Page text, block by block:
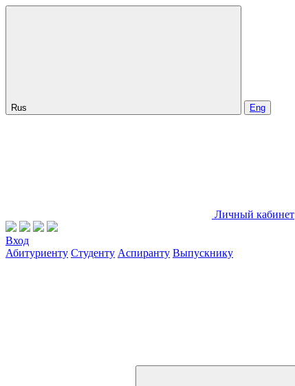
Rus Eng
Личный кабинет
Вход
Абитуриенту Студенту Аспиранту Выпускнику